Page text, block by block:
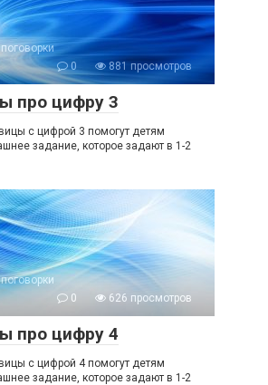
0
881 просмотров
про цифру 3
с цифрой 3 помогут детям
задание, которое задают в 1-2
0
626 просмотров
про цифру 4
с цифрой 4 помогут детям
задание, которое задают в 1-2